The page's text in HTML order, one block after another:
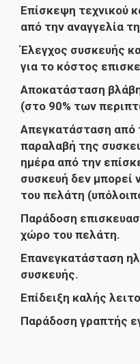
Επίσκεψη τεχνικού
από την αναγγελία
Έλεγχος συσκευής
για το κόστος
Αποκατάσταση
(στο 90% των
Απεγκατάσταση από
παραλαβή της
ημέρα από την
συσκευή δεν μπορεί
του πελάτη
Παράδοση
χώρο του πελάτη.
Επανεγκατάσταση
συσκευής.
Επίδειξη καλής
Παράδοση γραπτής